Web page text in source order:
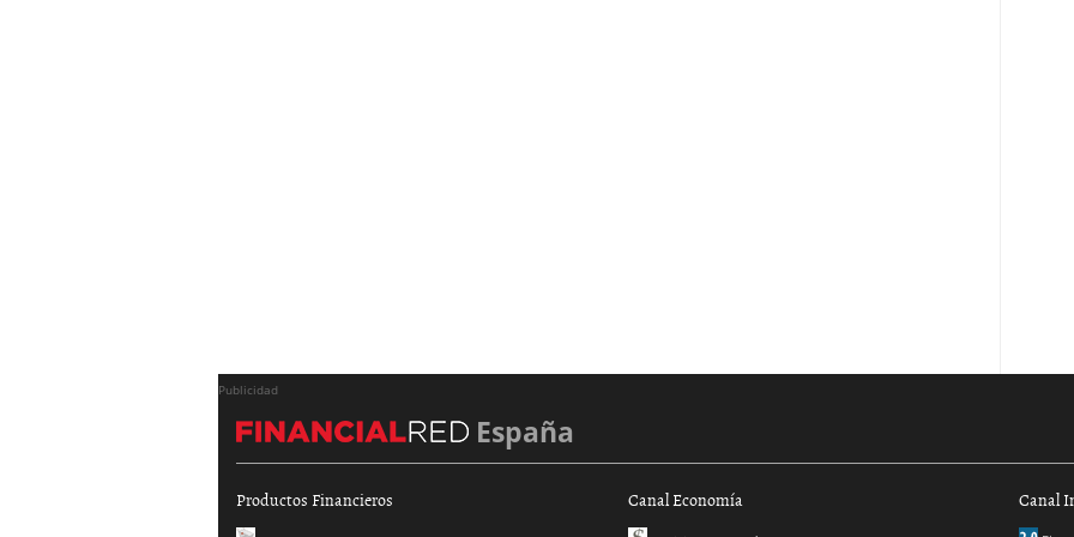
Publicidad
España
Productos Financieros Canal Economía Canal